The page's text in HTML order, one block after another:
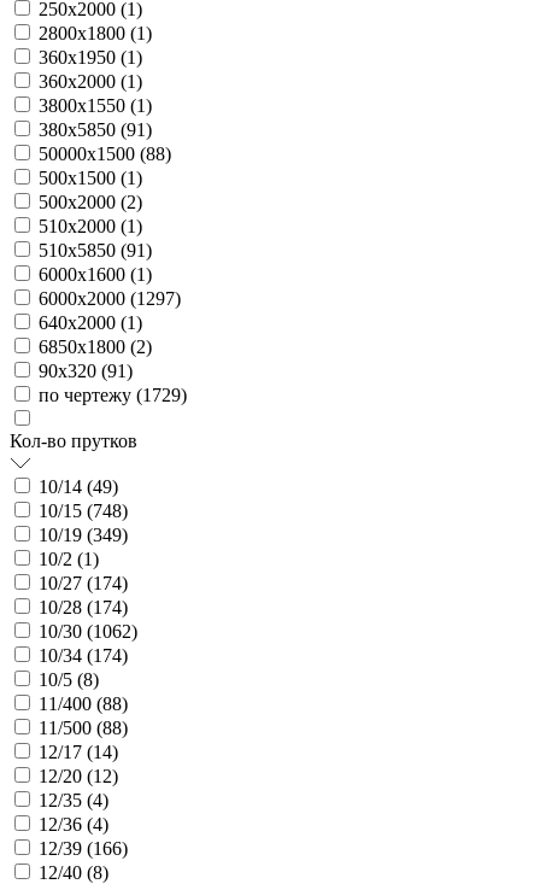
250х2000 (1)
2800х1800 (1)
360х1950 (1)
360х2000 (1)
3800х1550 (1)
380х5850 (91)
50000х1500 (88)
500х1500 (1)
500х2000 (2)
510х2000 (1)
510х5850 (91)
6000х1600 (1)
6000х2000 (1297)
640х2000 (1)
6850х1800 (2)
90х320 (91)
по чертежу (1729)
Кол-во прутков
10/14 (49)
10/15 (748)
10/19 (349)
10/2 (1)
10/27 (174)
10/28 (174)
10/30 (1062)
10/34 (174)
10/5 (8)
11/400 (88)
11/500 (88)
12/17 (14)
12/20 (12)
12/35 (4)
12/36 (4)
12/39 (166)
12/40 (8)